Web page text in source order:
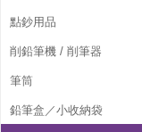
點鈔用品
削鉛筆機 / 削筆器
筆筒
鉛筆盒／小收納袋